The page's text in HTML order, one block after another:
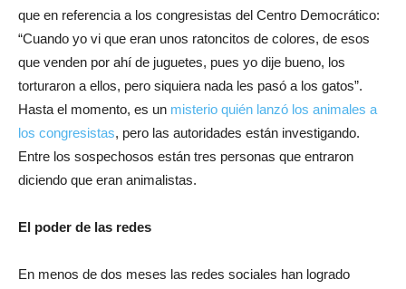
que en referencia a los congresistas del Centro Democrático:
“Cuando yo vi que eran unos ratoncitos de colores, de esos
que venden por ahí de juguetes, pues yo dije bueno, los
torturaron a ellos, pero siquiera nada les pasó a los gatos”.
Hasta el momento, es un misterio quién lanzó los animales a
los congresistas, pero las autoridades están investigando.
Entre los sospechosos están tres personas que entraron
diciendo que eran animalistas.
El poder de las redes
En menos de dos meses las redes sociales han logrado